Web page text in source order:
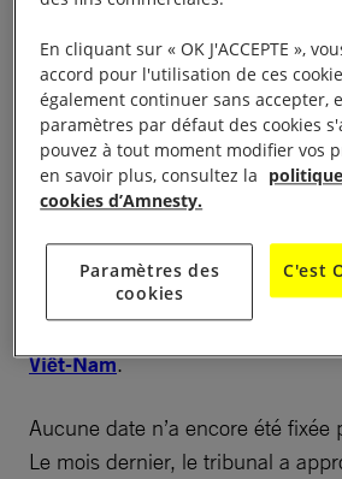
à son domicile, à Phnom Penh,
2017. Il a par la suite été inculpé
avec une puissance étrangère »
d’une peine comprise entre 15 et
de l’article 443 du Code pénal
envoyé en détention provisoire
correctionnel n°3 de très haute
province de Tbong Khmum, à la
Viêt-Nam.
Aucune date n’a encore été fixée
Le mois dernier, le tribunal a
En cliquant sur « OK J'ACCEPTE »,
accord pour l'utilisation de ces
également continuer sans accepter,
paramètres par défaut des cookies
pouvez à tout moment modifier vos
en savoir plus, consultez la
cookies d’Amnesty.
Paramètres des
cookies
C'est